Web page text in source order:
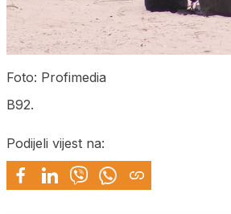
Foto: Profimedia
B92.
Podijeli vijest na: